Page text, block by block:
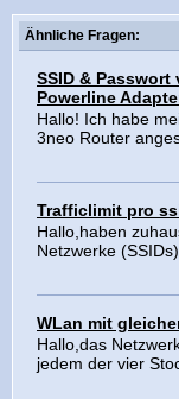
Ähnliche Fragen:
SSID & Passwort
Powerline
Hallo! Ich habe
3neo Router
Trafficlimit pro
Hallo,haben
Netzwerke
WLan mit
Hallo,das
jedem der vier